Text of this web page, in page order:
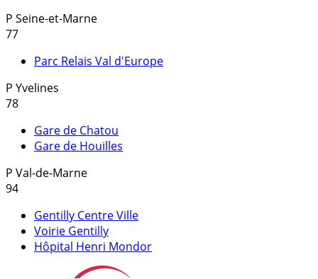
P Seine-et-Marne
77
Parc Relais Val d'Europe
P Yvelines
78
Gare de Chatou
Gare de Houilles
P Val-de-Marne
94
Gentilly Centre Ville
Voirie Gentilly
Hôpital Henri Mondor